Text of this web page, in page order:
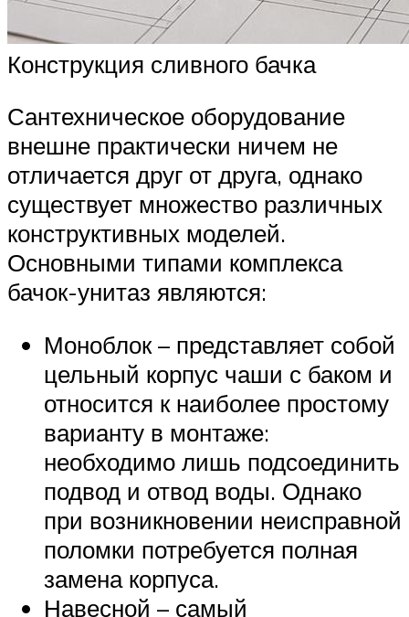
Конструкция сливного бачка
Сантехническое оборудование
внешне практически ничем не
отличается друг от друга, однако
существует множество различных
конструктивных моделей.
Основными типами комплекса
бачок-унитаз являются:
Моноблок – представляет собой
цельный корпус чаши с баком и
относится к наиболее простому
варианту в монтаже:
необходимо лишь подсоединить
подвод и отвод воды. Однако
при возникновении неисправной
поломки потребуется полная
замена корпуса.
Навесной – самый